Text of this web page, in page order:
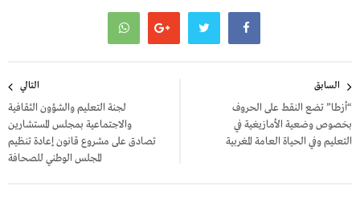
المقالات
السابق
“أزطا” تضع النقط على الحروف
بخصوص وضعية الأمازيغية في
التعليم وفي الحياة العامة المغربية
التالي
لجنة التعليم والشؤون الثقافية
والاجتماعية بمجلس المستشارين
تصادق على مشروع قانون إعادة تنظيم
المجلس الوطني للصحافة